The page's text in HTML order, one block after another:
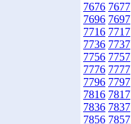
7676 7677
7696 7697
7716 7717
7736 7737
7756 7757
7776 7777
7796 7797
7816 7817
7836 7837
7856 7857